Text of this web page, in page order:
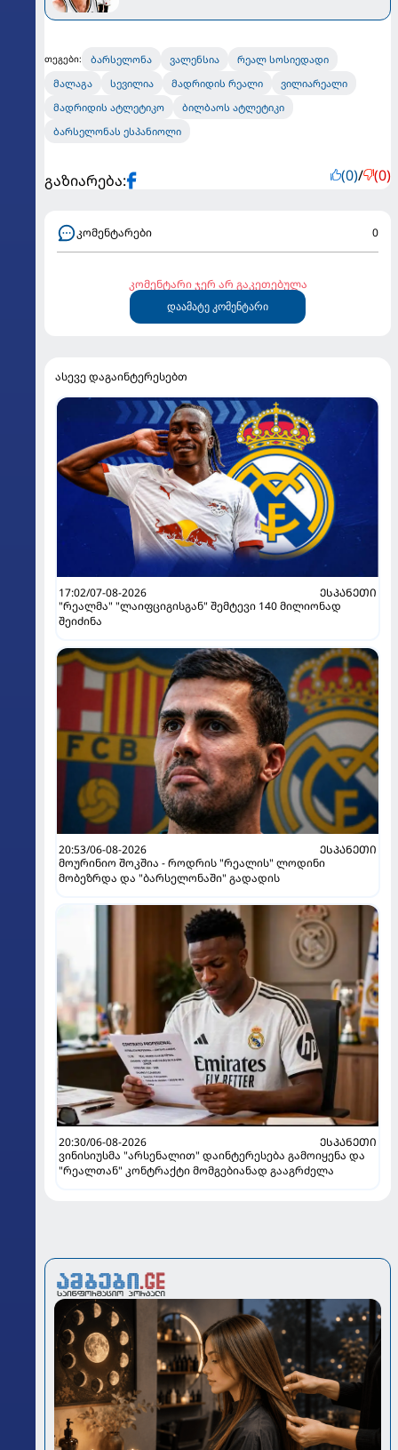
თეგები: ბარსელონა ვალენსია
რეალ სოსიედადი
მალაგა
სევილია მადრიდის რეალი
ვილიარეალი
მადრიდის ატლეტიკო
ბილბაოს ატლეტიკი
ბარსელონას ესპანიოლი
გაზიარება: (0)/ (0)
კომენტარები 0
კომენტარი ჯერ არ გაკეთებულა
დაამატე კომენტარი
ასევე დაგაინტერესებთ
17:02/07-08-2026
ᲔᲡᲞᲐᲜᲔᲗᲘ
"რეალმა" "ლაიფციგისგან" შემტევი 140 მილიონად
შეიძინა
20:53/06-08-2026
ᲔᲡᲞᲐᲜᲔᲗᲘ
მოურინიო შოკშია - როდრის "რეალის" ლოდინი
მობეზრდა და "ბარსელონაში" გადადის
20:30/06-08-2026
ᲔᲡᲞᲐᲜᲔᲗᲘ
ვინისიუსმა "არსენალით" დაინტერესება გამოიყენა და
"რეალთან" კონტრაქტი მომგებიანად გააგრძელა